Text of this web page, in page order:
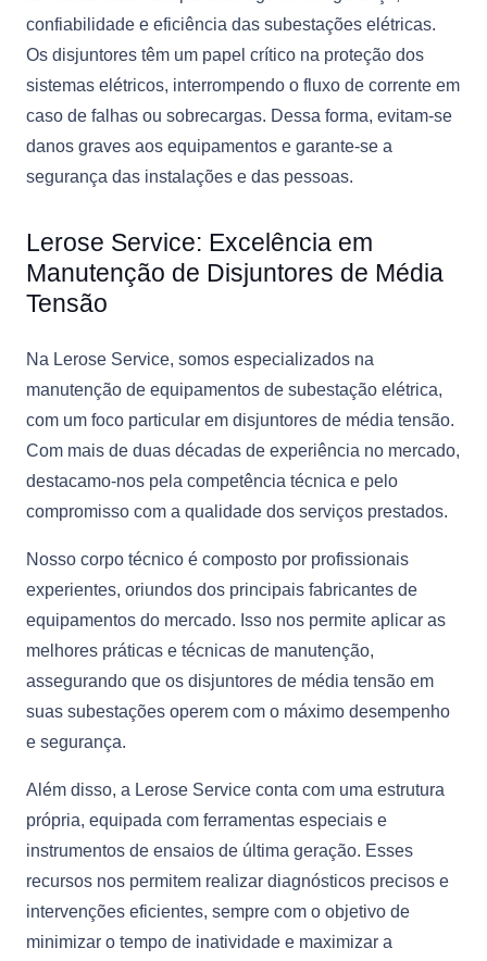
confiabilidade e eficiência das subestações elétricas.
Os disjuntores têm um papel crítico na proteção dos
sistemas elétricos, interrompendo o fluxo de corrente em
caso de falhas ou sobrecargas. Dessa forma, evitam-se
danos graves aos equipamentos e garante-se a
segurança das instalações e das pessoas.
Lerose Service: Excelência em
Manutenção de Disjuntores de Média
Tensão
Na Lerose Service, somos especializados na
manutenção de equipamentos de subestação elétrica,
com um foco particular em disjuntores de média tensão.
Com mais de duas décadas de experiência no mercado,
destacamo-nos pela competência técnica e pelo
compromisso com a qualidade dos serviços prestados.
Nosso corpo técnico é composto por profissionais
experientes, oriundos dos principais fabricantes de
equipamentos do mercado. Isso nos permite aplicar as
melhores práticas e técnicas de manutenção,
assegurando que os disjuntores de média tensão em
suas subestações operem com o máximo desempenho
e segurança.
Além disso, a Lerose Service conta com uma estrutura
própria, equipada com ferramentas especiais e
instrumentos de ensaios de última geração. Esses
recursos nos permitem realizar diagnósticos precisos e
intervenções eficientes, sempre com o objetivo de
minimizar o tempo de inatividade e maximizar a